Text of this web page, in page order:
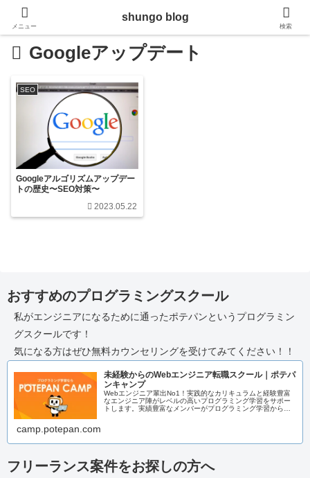
Googleアップデート
SEO
Googleアルゴリズムアップデー
トの歴史〜SEO対策〜
2023.05.22
おすすめのプログラミングスクール
私がエンジニアになるために通ったポテパンというプログラミン
グスクールです！
気になる方はぜひ無料カウンセリングを受けてみてください！！
未経験からのWebエンジニア転職スクール｜ポテパ
ンキャンプ
Webエンジニア輩出No1！実践的なカリキュラムと経験豊富
なエンジニア陣がレベルの高いプログラミング学習をサポー
トします。実績豊富なメンバーがプログラミング学習からエ
camp.potepan.com
フリーランス案件をお探しの方へ
メニュー
shungo blog
検索